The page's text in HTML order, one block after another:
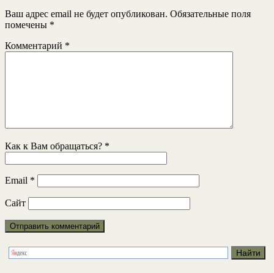
Ваш адрес email не будет опубликован. Обязательные поля
помечены *
Комментарий *
Как к Вам обращаться? *
Email *
Сайт